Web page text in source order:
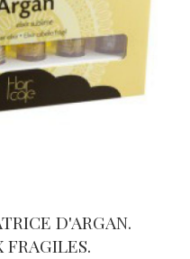
D'ARGAN.
FRAGILES.